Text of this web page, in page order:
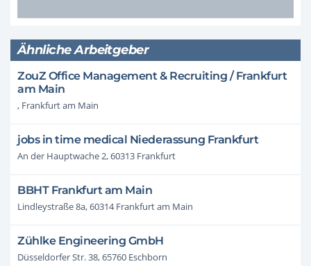
Ähnliche Arbeitgeber
ZouZ Office Management & Recruiting / Frankfurt
am Main
, Frankfurt am Main
jobs in time medical Niederassung Frankfurt
An der Hauptwache 2, 60313 Frankfurt
BBHT Frankfurt am Main
Lindleystraße 8a, 60314 Frankfurt am Main
Zühlke Engineering GmbH
Düsseldorfer Str. 38, 65760 Eschborn